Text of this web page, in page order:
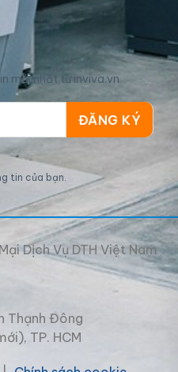
mới nhất từ inviva.vn
tin của bạn.
Dịch Vụ DTH Việt Nam
Thạnh Đông
TP. HCM